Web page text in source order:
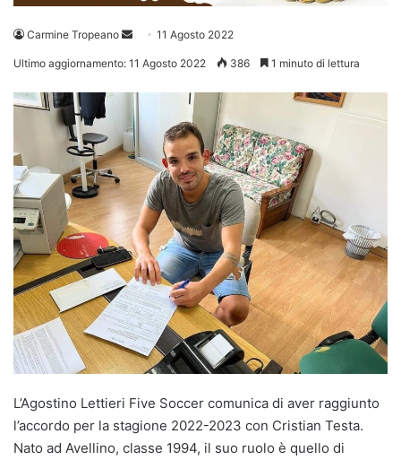
Carmine Tropeano
Invia 11 Agosto 2022
Ultimo aggiornamento: 11 Agosto 2022 386 1 minuto di lettura
L’Agostino Lettieri Five Soccer comunica di aver raggiunto
l’accordo per la stagione 2022-2023 con Cristian Testa.
Nato ad Avellino, classe 1994, il suo ruolo è quello di